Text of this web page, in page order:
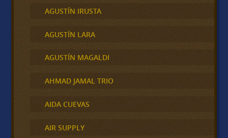
AGUSTÍN IRUSTA
AGUSTÍN LARA
AGUSTÍN MAGALDI
AHMAD JAMAL TRIO
AIDA CUEVAS
AIR SUPPLY